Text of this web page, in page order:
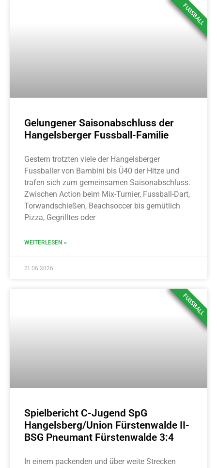
FUSSBALL
Gelungener Saisonabschluss der
Hangelsberger Fussball-Familie
Gestern trotzten viele der Hangelsberger
Fussballer von Bambini bis Ü40 der Hitze und
trafen sich zum gemeinsamen Saisonabschluss.
Zwischen Action beim Mix-Turnier, Fussball-Dart,
Torwandschießen, Beachsoccer bis gemütlich
Pizza, Gegrilltes oder
WEITERLESEN »
21.06.2026
FUSSBALL
Spielbericht C-Jugend SpG
Hangelsberg/Union Fürstenwalde II-
BSG Pneumant Fürstenwalde 3:4
In einem packenden und über weite Strecken